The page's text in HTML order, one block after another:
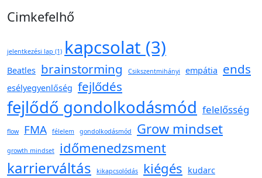
Cimkefelhő
jelentkezési lap (1) kapcsolat (3)
Beatles brainstorming Csikszentmihányi empátia ends
esélyegyenlőség fejlődés
fejlődő gondolkodásmód felelősség
flow FMA félelem gondolkodásmód Grow mindset
growth mindset időmenedzsment
karrierváltás kikapcsolódás kiégés kudarc